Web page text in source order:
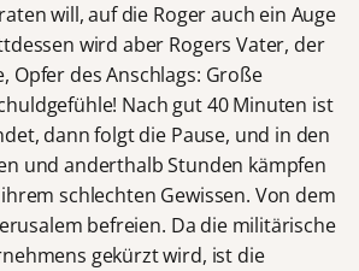
will, auf die Roger auch ein Auge
wird aber Rogers Vater, der
Opfer des Anschlags: Große
Nach gut 40 Minuten ist
dann folgt die Pause, und in den
und anderthalb Stunden kämpfen
schlechten Gewissen. Von dem
befreien. Da die militärische
gekürzt wird, ist die